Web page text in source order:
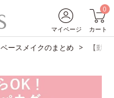
マイページ
0
カート
ベースメイクのまとめ 【動